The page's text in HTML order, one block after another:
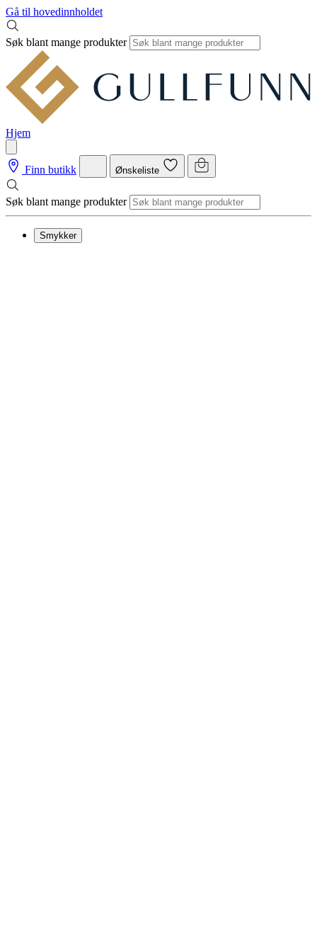
Gå til hovedinnholdet
Søk blant mange produkter
Hjem
Finn butikk Ønskeliste
Søk blant mange produkter
Smykker